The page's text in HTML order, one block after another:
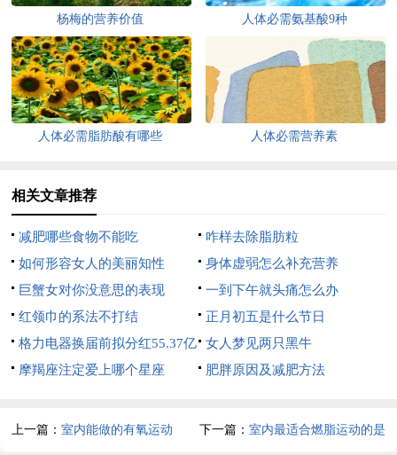
杨梅的营养价值 人体必需氨基酸9种
人体必需脂肪酸有哪些 人体必需营养素
相关文章推荐
减肥哪些食物不能吃
咋样去除脂肪粒
如何形容女人的美丽知性
身体虚弱怎么补充营养
巨蟹女对你没意思的表现
一到下午就头痛怎么办
红领巾的系法不打结
正月初五是什么节日
格力电器换届前拟分红55.37亿
元
女人梦见两只黑牛
摩羯座注定爱上哪个星座
肥胖原因及减肥方法
上一篇：室内能做的有氧运动 下一篇： 室内最适合燃脂运动的是